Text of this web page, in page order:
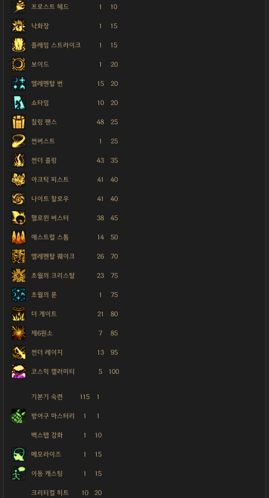
프로스트 헤드 1 10
낙화장 1 15
플레임 스트라이크 1 15
보이드 1 20
엘레멘탈 번 15 20
쇼타임 10 20
칠링 팬스 48 25
썬버스트 1 25
썬더 콜링 43 35
아크틱 피스트 41 40
나이트 할로우 41 40
핼로윈 버스터 38 45
애스트럴 스톰 14 50
엘레멘탈 퀘이크 26 70
초월의 크리스탈 23 75
초월의 룬 1 75
더 게이트 21 80
제6원소 7 85
썬더 레이지 13 95
코스믹 캘러미티 5 100
기본기 숙련 115 1
방어구 마스터리 1 1
백스텝 강화 1 10
메모라이즈 1 15
이동 캐스팅 1 15
크리티컬 히트 10 20